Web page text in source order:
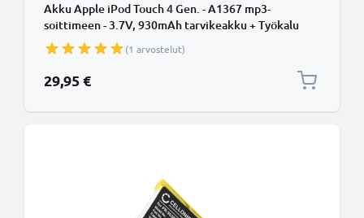
Akku Apple iPod Touch 4 Gen. - A1367 mp3-
soittimeen - 3.7V, 930mAh tarvikeakku + Työkalu
tuotemerkiltä subtel(1 arvostelut)
29,95 €